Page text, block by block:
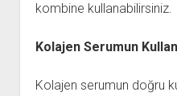
kombine kullanabilirsiniz.
Kolajen Serumun
Kolajen serumun doğru